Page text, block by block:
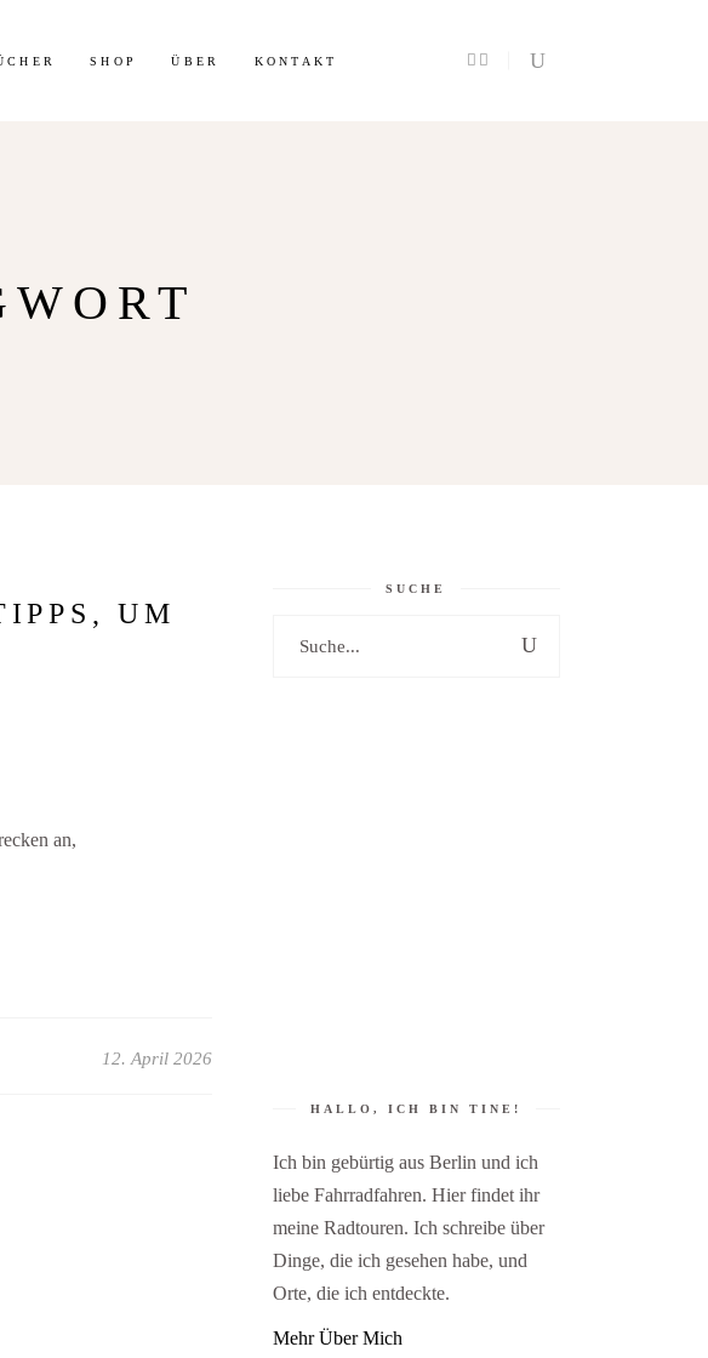
SHOP ÜBER KONTAKT
UM
an,
12. April 2026
SUCHE
HALLO, ICH BIN TINE!
Ich bin gebürtig aus Berlin und ich
liebe Fahrradfahren. Hier findet ihr
meine Radtouren. Ich schreibe über
Dinge, die ich gesehen habe, und
Orte, die ich entdeckte.
Mehr Über Mich